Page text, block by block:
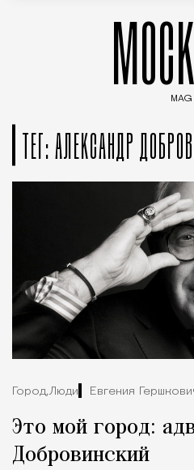
MAG
ТЕГ: АЛЕКСАНДР
Город,Люди Евгения
Это мой город:
Добровинский